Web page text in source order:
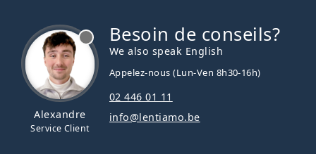
Alexandre
Service Client
Besoin de conseils?
We also speak English
Appelez-nous (Lun-Ven 8h30-16h)
02 446 01 11
info@lentiamo.be